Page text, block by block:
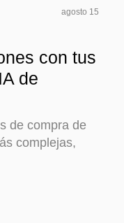
agosto 15
con tus
de
de compra de
complejas,